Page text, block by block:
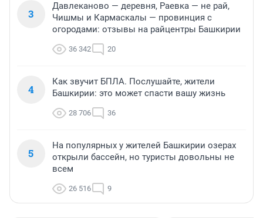
3
Давлеканово — деревня, Раевка — не рай,
Чишмы и Кармаскалы — провинция с
огородами: отзывы на райцентры Башкирии
36 342 20
4
Как звучит БПЛА. Послушайте, жители
Башкирии: это может спасти вашу жизнь
28 706 36
5
На популярных у жителей Башкирии озерах
открыли бассейн, но туристы довольны не
всем
26 516 9